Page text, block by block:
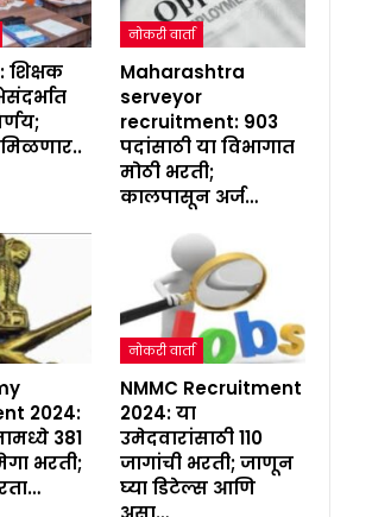
शिक्षक
मिळणार..
नोकरी वार्ता
Maharashtra
serveyor
recruitment: 903
पदांसाठी या विभागात
मोठी भरती;
कालपासून अर्ज…
2024:
381
भरती;
नोकरी वार्ता
NMMC Recruitment
2024: या
उमेदवारांसाठी 110
जागांची भरती; जाणून
घ्या डिटेल्स आणि